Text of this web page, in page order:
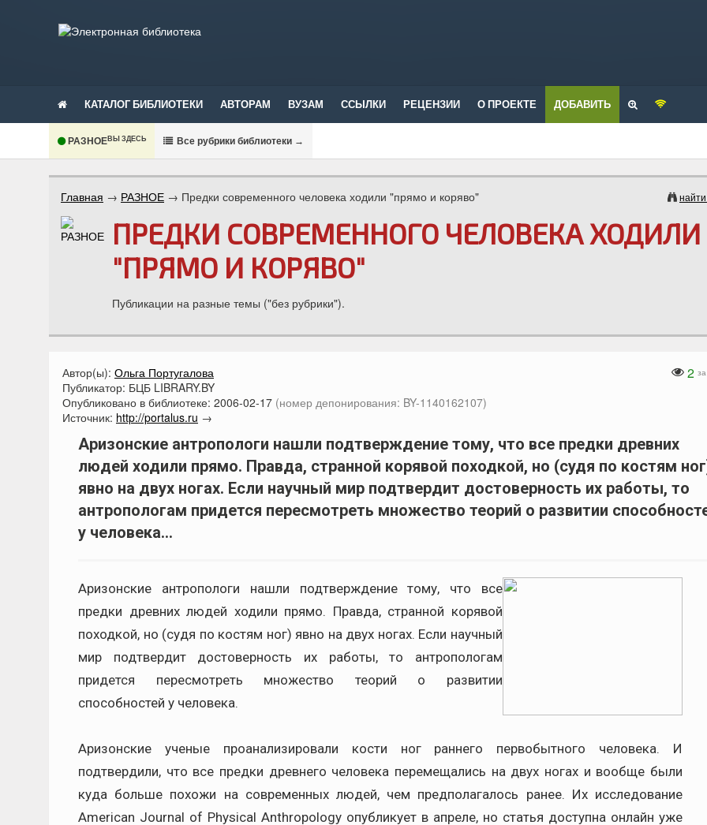
КАТАЛОГ БИБЛИОТЕКИ АВТОРАМ ВУЗАМ ССЫЛКИ РЕЦЕНЗИИ О ПРОЕКТЕ ДОБАВИТЬ
РАЗНОЕВЫ ЗДЕСЬ Все рубрики библиотеки →
Главная → РАЗНОЕ → Предки современного человека ходили "прямо и коряво"
ПРЕДКИ СОВРЕМЕННОГО ЧЕЛОВЕКА ХОДИЛИ
"ПРЯМО И КОРЯВО"
Публикации на разные темы ("без рубрики").
2
Автор(ы): Ольга Португалова
Публикатор: БЦБ LIBRARY.BY
Опубликовано в библиотеке: 2006-02-17 (номер депонирования: BY-1140162107)
Источник: http://portalus.ru →
Аризонские антропологи нашли подтверждение тому, что все предки древних
людей ходили прямо. Правда, странной корявой походкой, но (судя по костям
явно на двух ногах. Если научный мир подтвердит достоверность их работы, то
антропологам придется пересмотреть множество теорий о развитии
у человека...
Аризонские антропологи нашли подтверждение тому, что все
предки древних людей ходили прямо. Правда, странной корявой
походкой, но (судя по костям ног) явно на двух ногах. Если научный
мир подтвердит достоверность их работы, то антропологам
придется пересмотреть множество теорий о развитии
способностей у человека.
Аризонские ученые проанализировали кости ног раннего первобытного человека. И
подтвердили, что все предки древнего человека перемещались на двух ногах и вообще были
куда больше похожи на современных людей, чем предполагалось ранее. Их исследование
American Journal of Physical Anthropology опубликует в апреле, но статья доступна онлайн уже